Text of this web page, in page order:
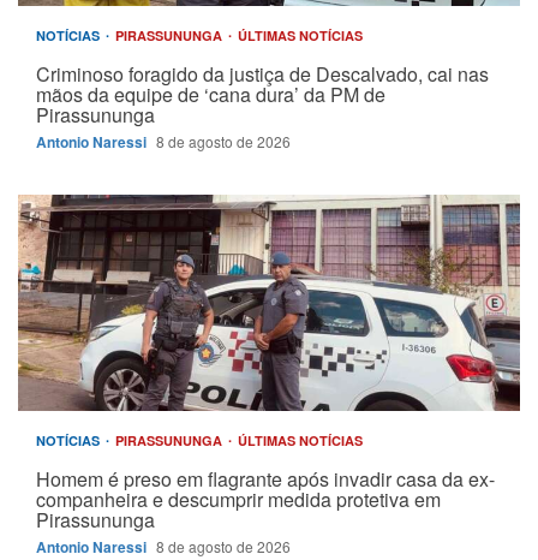
NOTÍCIAS PIRASSUNUNGA ÚLTIMAS NOTÍCIAS
Criminoso foragido da justiça de Descalvado, cai nas
mãos da equipe de ‘cana dura’ da PM de
Pirassununga
Antonio Naressi 8 de agosto de 2026
NOTÍCIAS PIRASSUNUNGA ÚLTIMAS NOTÍCIAS
Homem é preso em flagrante após invadir casa da ex-
companheira e descumprir medida protetiva em
Pirassununga
Antonio Naressi 8 de agosto de 2026